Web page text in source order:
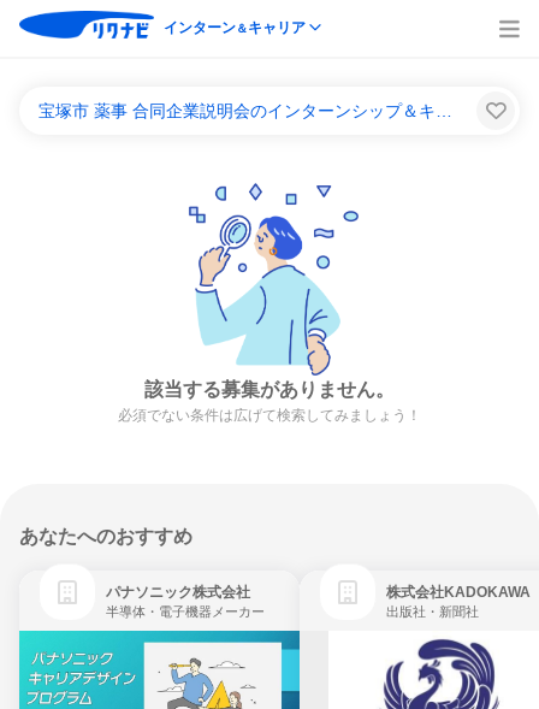
インターン＆キャリア
該当する募集がありません。
必須でない条件は広げて検索してみましょう！
あなたへのおすすめ
パナソニック株式会社
半導体・電子機器メーカー
株式会社KADOKAWA
出版社・新聞社